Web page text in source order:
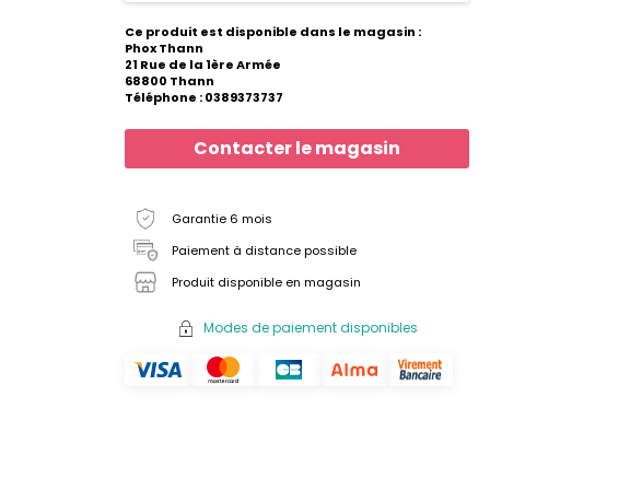
Ce produit est disponible dans le magasin :
Phox Thann
21 Rue de la 1ère Armée
68800 Thann
Téléphone : 0389373737
Contacter le magasin
Garantie 6 mois
Paiement à distance possible
Produit disponible en magasin
Modes de paiement disponibles